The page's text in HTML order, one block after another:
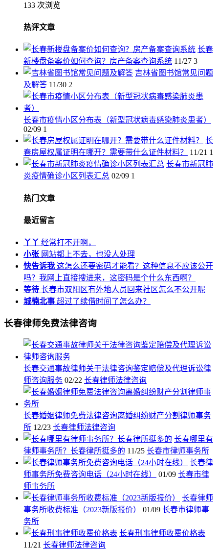
133 次浏览
热评文章
长春
新楼盘备案价如何查询？房产备案查询系统 11/27 3
吉林省图书馆常见问题
及解答 11/30 2
长春市疫情小区分布表（新型冠状病毒感染肺炎患者）
02/09 1
长
春房屋权属证明在哪开？需要带什么证件材料？
11/21 1
长春市新冠肺
炎疫情确诊小区列表汇总 02/09 1
热门文章
最近留言
丫丫 经常打不开啊，
小张 网站都上不去，也没人处理
快告诉我 这怎么还要密码才能看？这种信息不应该公开
吗？我网上直接搜进来，这密码是个什么东西啊？
等待 长春市双阳区有外地人员回来社区怎么不公开呢
城楠北事 超过了续借时间了怎么办？
长春律师免费法律咨询
长春交通事故律师关于法律咨询鉴定赔偿及代理诉讼律
师咨询服务 02/22 长春律师法律咨询
长春婚姻律师免费法律咨询离婚纠纷财产分割律师事务
所 12/23 长春律师法律咨询
长春哪里有
律师事务所？长春律所挺多的 11/25 长春市律师事务所
长春律
师事务所免费咨询电话（24小时在线）
01/09 长春市律
师事务所
长春律师
事务所收费标准（2023新版报价）
01/09 长春市律师事
务所
长春刑事律师收费价格表
11/21 长春律师法律咨询